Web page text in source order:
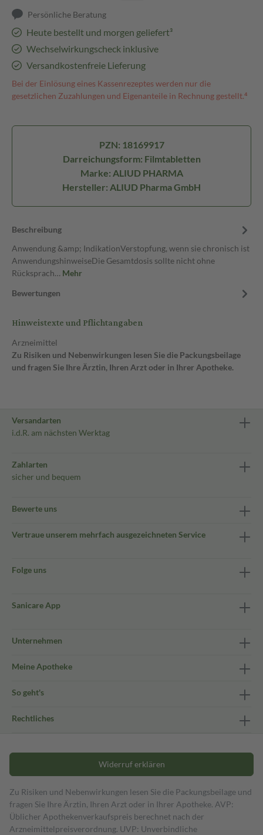
Persönliche Beratung
Heute bestellt und morgen geliefert³
Wechselwirkungscheck inklusive
Versandkostenfreie Lieferung
Bei der Einlösung eines Kassenrezeptes werden nur die
gesetzlichen Zuzahlungen und Eigenanteile in Rechnung gestellt.⁴
PZN: 18169917
Darreichungsform: Filmtabletten
Marke: ALIUD PHARMA
Hersteller: ALIUD Pharma GmbH
Beschreibung
Anwendung &amp; IndikationVerstopfung, wenn sie chronisch ist
AnwendungshinweiseDie Gesamtdosis sollte nicht ohne
Rücksprach… Mehr
Bewertungen
Hinweistexte und Pflichtangaben
Arzneimittel
Zu Risiken und Nebenwirkungen lesen Sie die Packungsbeilage
und fragen Sie Ihre Ärztin, Ihren Arzt oder in Ihrer Apotheke.
Versandarten
i.d.R. am nächsten Werktag
Zahlarten
sicher und bequem
Bewerte uns
Vertraue unserem mehrfach ausgezeichneten Service
Folge uns
Sanicare App
Unternehmen
Meine Apotheke
So geht's
Rechtliches
Widerruf erklären
Zu Risiken und Nebenwirkungen lesen Sie die Packungsbeilage und
fragen Sie Ihre Ärztin, Ihren Arzt oder in Ihrer Apotheke. AVP:
Üblicher Apothekenverkaufspreis berechnet nach der
Arzneimittelpreisverordnung. UVP: Unverbindliche